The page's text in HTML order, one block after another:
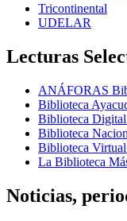
Tricontinental
UDELAR
Lecturas
ANÁFORAS
Biblioteca
Biblioteca
Biblioteca
Biblioteca
La Biblioteca
Noticias,